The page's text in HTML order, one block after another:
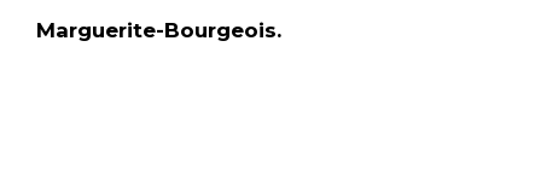
Marguerite-Bourgeois.